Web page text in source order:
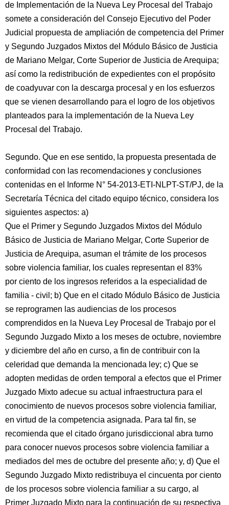
de Implementación de la Nueva Ley Procesal del Trabajo
somete a consideración del Consejo Ejecutivo del Poder
Judicial propuesta de ampliación de competencia del Primer
y Segundo Juzgados Mixtos del Módulo Básico de Justicia
de Mariano Melgar, Corte Superior de Justicia de Arequipa;
así como la redistribución de expedientes con el propósito
de coadyuvar con la descarga procesal y en los esfuerzos
que se vienen desarrollando para el logro de los objetivos
planteados para la implementación de la Nueva Ley
Procesal del Trabajo.
Segundo. Que en ese sentido, la propuesta presentada de
conformidad con las recomendaciones y conclusiones
contenidas en el Informe N° 54-2013-ETI-NLPT-ST/PJ, de la
Secretaría Técnica del citado equipo técnico, considera los
siguientes aspectos: a)
Que el Primer y Segundo Juzgados Mixtos del Módulo
Básico de Justicia de Mariano Melgar, Corte Superior de
Justicia de Arequipa, asuman el trámite de los procesos
sobre violencia familiar, los cuales representan el 83%
por ciento de los ingresos referidos a la especialidad de
familia - civil; b) Que en el citado Módulo Básico de Justicia
se reprogramen las audiencias de los procesos
comprendidos en la Nueva Ley Procesal de Trabajo por el
Segundo Juzgado Mixto a los meses de octubre, noviembre
y diciembre del año en curso, a fin de contribuir con la
celeridad que demanda la mencionada ley; c) Que se
adopten medidas de orden temporal a efectos que el Primer
Juzgado Mixto adecue su actual infraestructura para el
conocimiento de nuevos procesos sobre violencia familiar,
en virtud de la competencia asignada. Para tal fin, se
recomienda que el citado órgano jurisdiccional abra turno
para conocer nuevos procesos sobre violencia familiar a
mediados del mes de octubre del presente año; y, d) Que el
Segundo Juzgado Mixto redistribuya el cincuenta por ciento
de los procesos sobre violencia familiar a su cargo, al
Primer Juzgado Mixto para la continuación de su respectiva